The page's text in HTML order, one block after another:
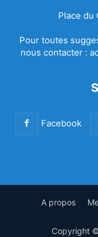
Place du
Pour toutes
nous contacter :
Facebook
A propos
Copyright